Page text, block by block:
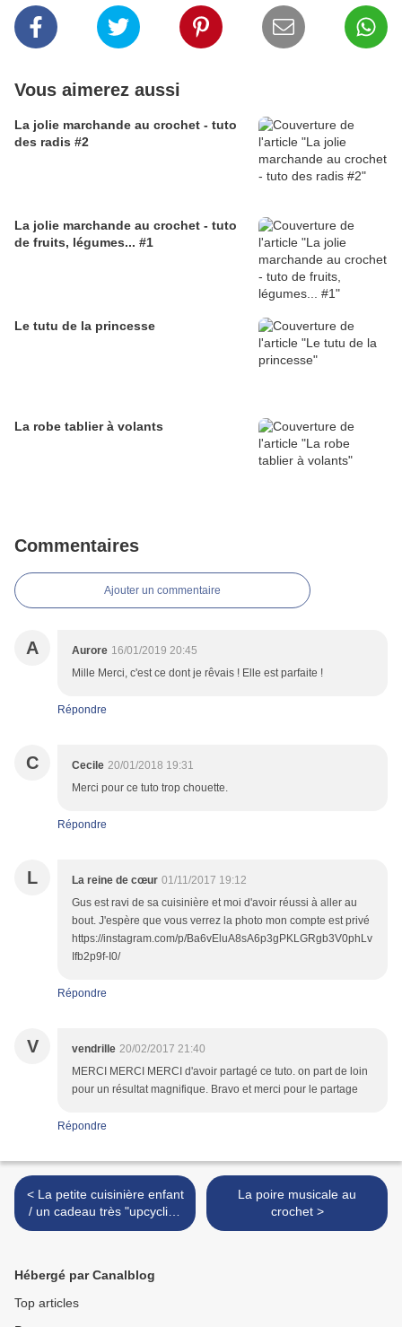
Vous aimerez aussi
La jolie marchande au crochet - tuto
des radis #2
La jolie marchande au crochet - tuto
de fruits, légumes... #1
Le tutu de la princesse
La robe tablier à volants
Commentaires
Ajouter un commentaire
A Aurore 16/01/2019 20:45
Mille Merci, c'est ce dont je rêvais ! Elle est parfaite !
Répondre
C Cecile 20/01/2018 19:31
Merci pour ce tuto trop chouette.
Répondre
L La reine de cœur 01/11/2017 19:12
Gus est ravi de sa cuisinière et moi d'avoir réussi à aller au
bout. J'espère que vous verrez la photo mon compte est privé
https://instagram.com/p/Ba6vEluA8sA6p3gPKLGRgb3V0phLv
Ifb2p9f-I0/
Répondre
V vendrille 20/02/2017 21:40
MERCI MERCI MERCI d'avoir partagé ce tuto. on part de loin
pour un résultat magnifique. Bravo et merci pour le partage
Répondre
< La petite cuisinière enfant
/ un cadeau très "upcycling
" !
La poire musicale au
crochet >
Hébergé par Canalblog
Top articles